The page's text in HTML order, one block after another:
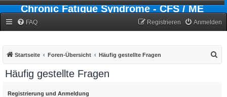
Chronic Fatigue Syndrome - CFS / ME
FAQ Anmelden
Registrieren
Startseite Foren-Übersicht Häufig gestellte Fragen
Häufig gestellte Fragen
Registrierung und Anmeldung